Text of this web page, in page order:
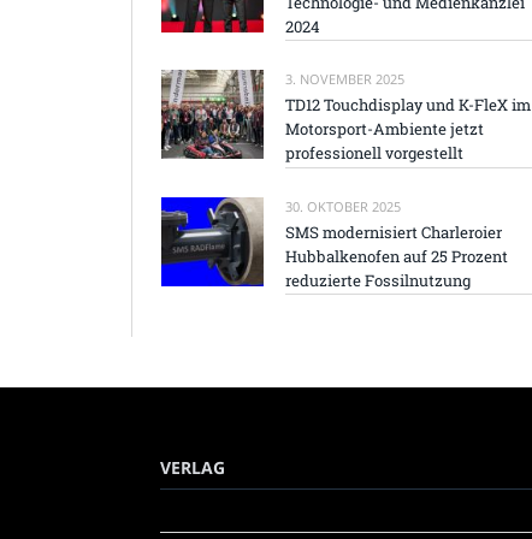
2024
3. NOVEMBER 2025
TD12 Touchdisplay und K-FleX im
Motorsport-Ambiente jetzt
professionell vorgestellt
30. OKTOBER 2025
SMS modernisiert Charleroier
Hubbalkenofen auf 25 Prozent
reduzierte Fossilnutzung
VERLAG